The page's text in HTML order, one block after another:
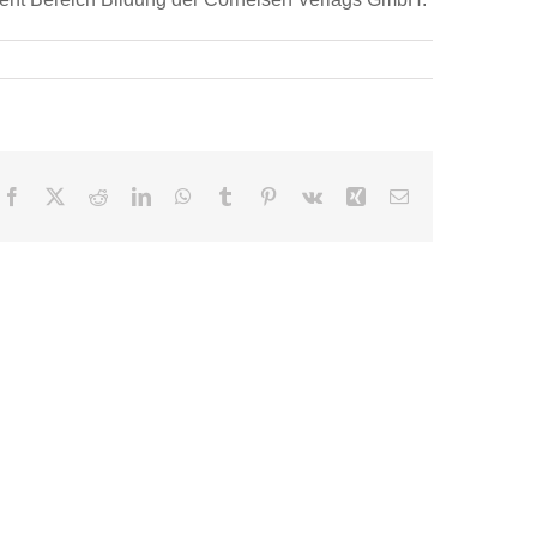
Facebook RedditLinkedInWhatsApp
Tumblr Pinterest
Vk Xing E-